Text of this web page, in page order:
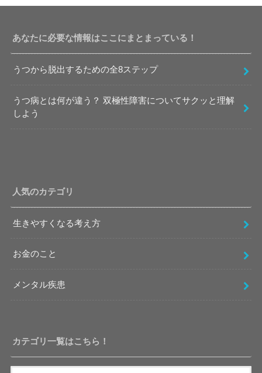
あなたに必要な情報はここにまとまっている！
うつから脱出するための全8ステップ
うつ病とは何が違う？ 双極性障害についてサクッと理解
しよう
人気のカテゴリ
生きやすくなる考え方
お金のこと
メンタル疾患
カテゴリ一覧はこちら！